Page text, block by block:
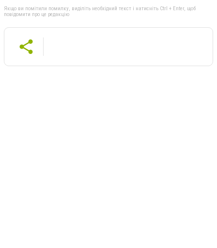
Якщо ви помітили помилку, виділіть необхідний текст і натисніть Ctrl + Enter, щоб
повідомити про це редакцію